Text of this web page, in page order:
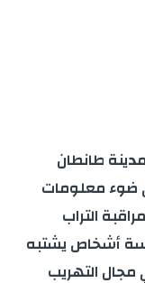
طانطان
ضوء معلومات
التراب
أشخاص يشتبه
التهريب